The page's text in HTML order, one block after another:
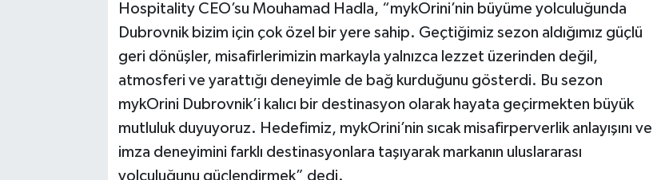
Hospitality CEO’su Mouhamad Hadla, “mykOrini’nin büyüme yolculuğunda
Dubrovnik bizim için çok özel bir yere sahip. Geçtiğimiz sezon aldığımız güçlü
geri dönüşler, misafirlerimizin markayla yalnızca lezzet üzerinden değil,
atmosferi ve yarattığı deneyimle de bağ kurduğunu gösterdi. Bu sezon
mykOrini Dubrovnik’i kalıcı bir destinasyon olarak hayata geçirmekten büyük
mutluluk duyuyoruz. Hedefimiz, mykOrini’nin sıcak misafirperverlik anlayışını ve
imza deneyimini farklı destinasyonlara taşıyarak markanın uluslararası
yolculuğunu güçlendirmek” dedi.